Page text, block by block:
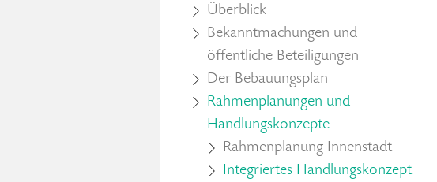
Überblick
Bekanntmachungen und
öffentliche Beteiligungen
Der Bebauungsplan
Rahmenplanungen und
Handlungskonzepte
Rahmenplanung Innenstadt
Integriertes Handlungskonzept